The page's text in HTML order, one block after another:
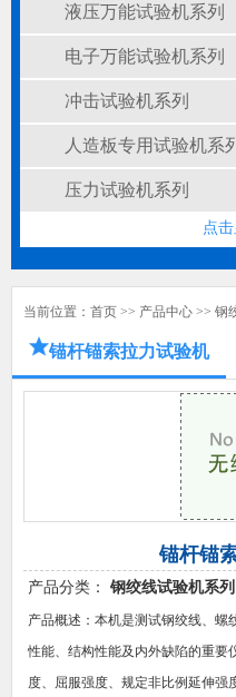
液压万能试验机系列
电子万能试验机系列
冲击试验机系列
人造板专用试验机系
压力试验机系列
点
当前位置： 首页 >> 产品中心 >> 钢
锚杆锚索拉力试验机
锚杆锚
产品分类： 钢绞线试验机系列
产品概述：本机是测试钢绞线、螺
性能、结构性能及内外缺陷的重要
度、屈服强度、规定非比例延伸强